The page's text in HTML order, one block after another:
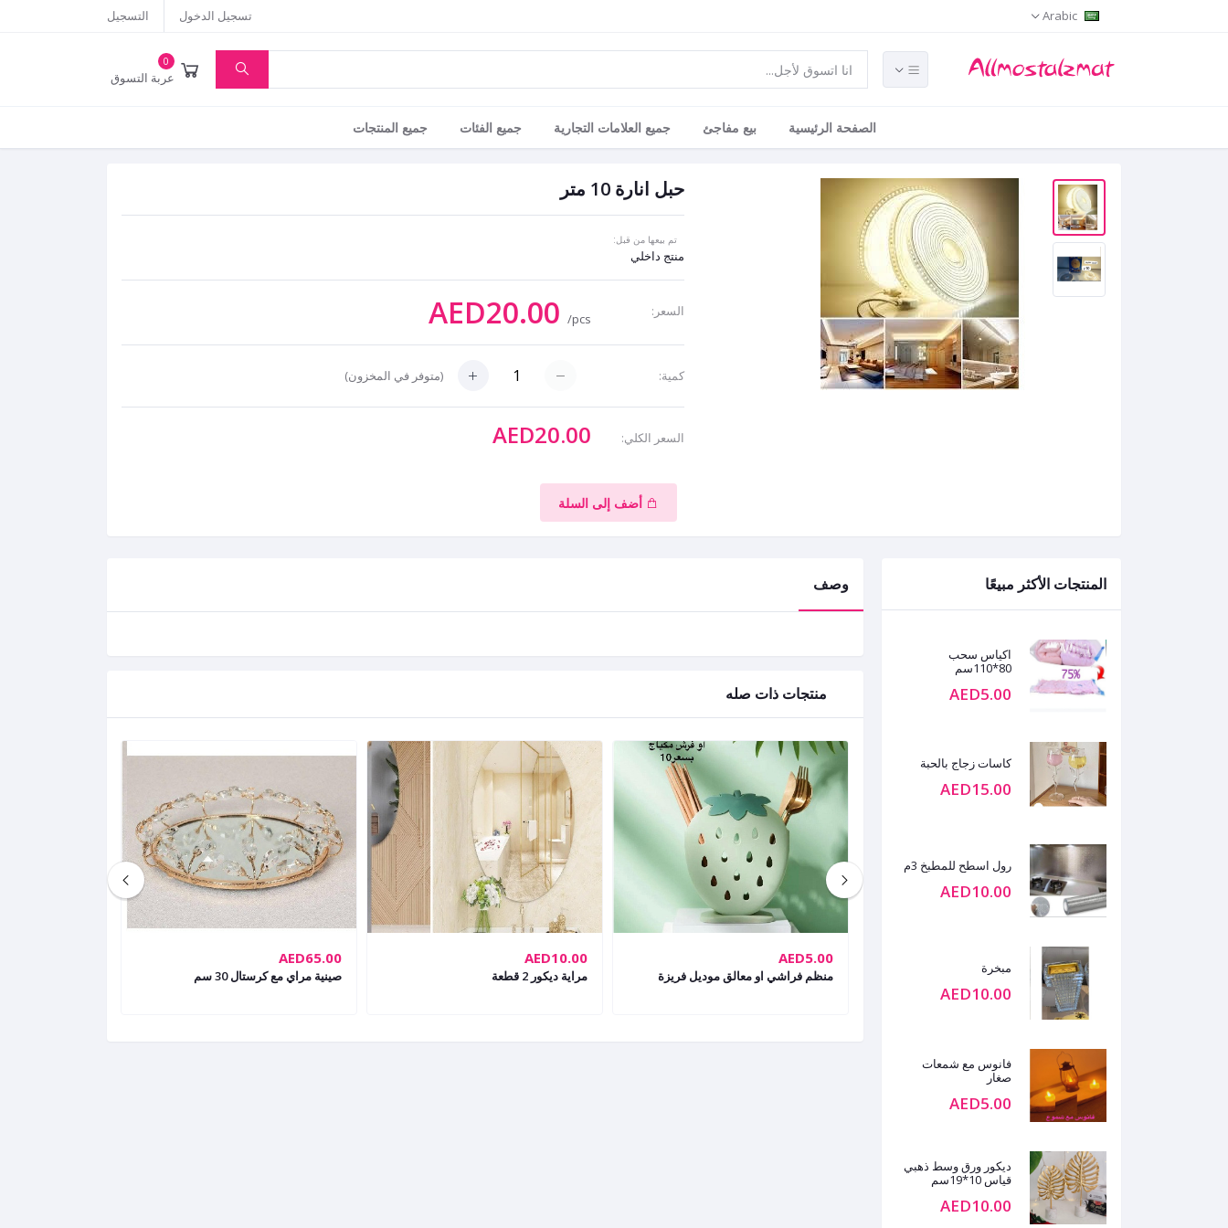
Arabic تسجيل الدخول التسجيل
0
عربة التسوق
الصفحة الرئيسية بيع مفاجئ جميع العلامات التجارية جميع الفئات جميع المنتجات
حبل انارة 10 متر
تم بيعها من قبل:
منتج داخلي
السعر: AED20.00 /pcs
كمية: (متوفر في المخزون)
السعر الكلي: AED20.00
أضف إلى السلة
المنتجات الأكثر مبيعًا
اكياس سحب
80*110سم
AED5.00
كاسات زجاج بالحبة
AED15.00
رول اسطح للمطبخ 3م
AED10.00
مبخرة
AED10.00
فانوس مع شمعات
صغار
AED5.00
ديكور ورق وسط ذهبي
قياس 10*19سم
AED10.00
وصف
منتجات ذات صله
AED10.00
كرسي ديكورميني مع شمعة
AED5.00
منظم فراشي او معالق موديل فريزة
AED10.00
مراية ديكور 2 قطعة
AED65.00
صينية مراي مع كرستال 30 سم